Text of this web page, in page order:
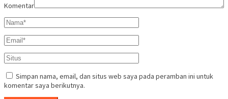
Komentar
Simpan nama, email, dan situs web saya pada peramban ini untuk
komentar saya berikutnya.